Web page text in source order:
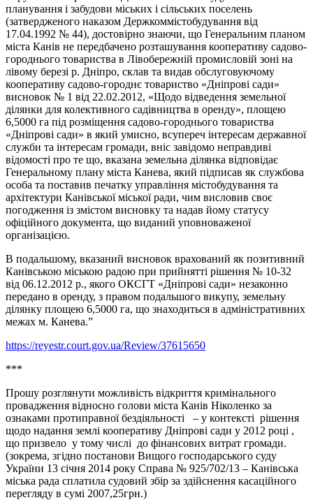
планування і забудови міських і сільських поселень
(затвердженого наказом Держкоммістобудування від
17.04.1992 № 44), достовірно знаючи, що Генеральним планом
міста Канів не передбачено розташування кооперативу садово-
городнього товариства в Лівобережній промисловій зоні на
лівому березі р. Дніпро, склав та видав обслуговуючому
кооперативу садово-городнє товариство «Дніпрові сади»
висновок № 1 від 22.02.2012, «Щодо відведення земельної
ділянки для колективного садівництва в оренду», площею
6,5000 га під розміщення садово-городнього товариства
«Дніпрові сади» в який умисно, всупереч інтересам державної
служби та інтересам громади, вніс завідомо неправдиві
відомості про те що, вказана земельна ділянка відповідає
Генеральному плану міста Канева, який підписав як службова
особа та поставив печатку управління містобудування та
архітектури Канівської міської ради, чим висловив своє
погодження із змістом висновку та надав йому статусу
офіційного документа, що виданий уповноваженої
організацією.
В подальшому, вказаний висновок врахований як позитивний
Канівською міською радою при прийнятті рішення № 10-32
від 06.12.2012 р., якого ОКСГТ «Дніпрові сади» незаконно
передано в оренду, з правом подальшого викупу, земельну
ділянку площею 6,5000 га, що знаходиться в адміністративних
межах м. Канева.”
https://reyestr.court.gov.ua/Review/37615650
***
Прошу розглянути можливість відкриття кримінального
провадження відносно голови міста Канів Ніколенко за
ознаками протиправної бездіяльності – у контексті рішення
щодо надання землі кооперативу Дніпрові сади у 2012 році ,
що призвело у тому числі до фінансових витрат громади.
(зокрема, згідно постанови Вищого господарського суду
України 13 січня 2014 року Справа № 925/702/13 – Канівська
міська рада сплатила судовий збір за здійснення касаційного
перегляду в сумі 2007,25грн.)